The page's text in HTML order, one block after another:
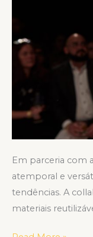
Em parceria com
atemporal e
tendências. A
materiais